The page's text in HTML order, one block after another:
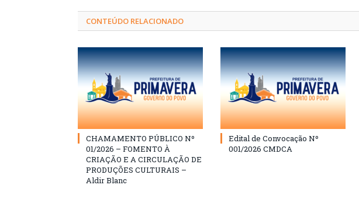
CONTEÚDO RELACIONADO
CHAMAMENTO PÚBLICO Nº
01/2026 – FOMENTO À
CRIAÇÃO E A CIRCULAÇÃO DE
PRODUÇÕES CULTURAIS –
Aldir Blanc
Edital de Convocação Nº
001/2026 CMDCA